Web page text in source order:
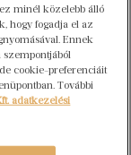
minél közelebb álló
hogy fogadja el az
Ennek
cookie-preferenciáit
További
adatkezelési